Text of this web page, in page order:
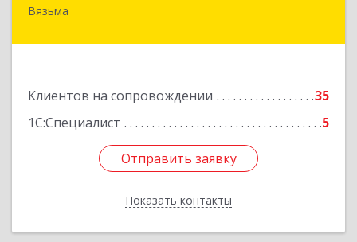
Вязьма
Клиентов на сопровождении
35
1С:Специалист
5
Отправить заявку
Показать контакты
215110, Смоленская обл, Вяземский м. р-н,
Подробнее
Отправить заявку
Назад